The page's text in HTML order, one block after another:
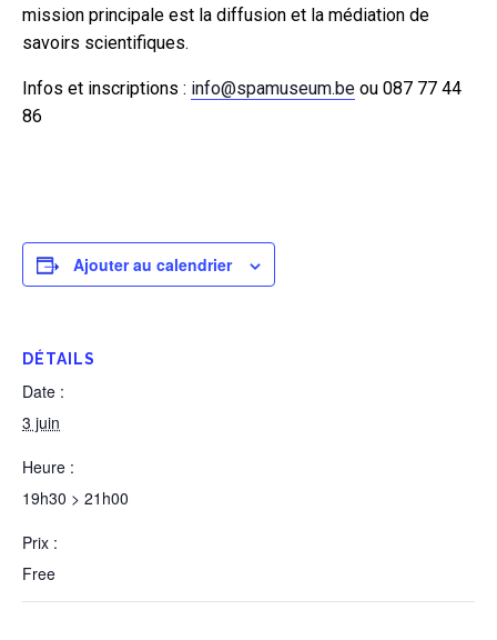
mission principale est la diffusion et la médiation de
savoirs scientifiques.
Infos et inscriptions : info@spamuseum.be ou 087 77 44
86
Ajouter au calendrier
DÉTAILS
Date :
3 juin
Heure :
19h30 > 21h00
Prix :
Free